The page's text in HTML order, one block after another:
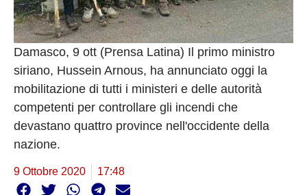
Damasco, 9 ott (Prensa Latina) Il primo ministro
siriano, Hussein Arnous, ha annunciato oggi la
mobilitazione di tutti i ministeri e delle autorità
competenti per controllare gli incendi che
devastano quattro province nell'occidente della
nazione.
9 Ottobre 2020 17:48